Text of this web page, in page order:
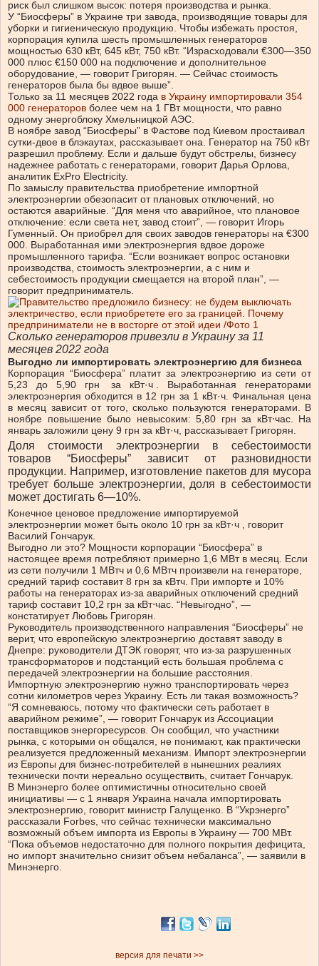
риск был слишком высок: потеря производства и рынка.
У “Биосферы” в Украине три завода, производящие товары для
уборки и гигиеническую продукцию. Чтобы избежать простоя,
корпорация купила шесть промышленных генераторов
мощностью 630 кВт, 645 кВт, 750 кВт. “Израсходовали €300—350
000 плюс €150 000 на подключение и дополнительное
оборудование, — говорит Григорян. — Сейчас стоимость
генераторов была бы вдвое выше”.
Только за 11 месяцев 2022 года в Украину импортировали 354
000 генераторов более чем на 1 ГВт мощности, что равно
одному энергоблоку Хмельницкой АЭС.
В ноябре завод “Биосферы” в Фастове под Киевом простаивал
сутки-двое в блэкаутах, рассказывает она. Генератор на 750 кВт
разрешил проблему. Если и дальше будут обстрелы, бизнесу
надежнее работать с генераторами, говорит Дарья Орлова,
аналитик ExPro Electricity.
По замыслу правительства приобретение импортной
электроэнергии обезопасит от плановых отключений, но
остаются аварийные. “Для меня что аварийное, что плановое
отключение: если света нет, завод стоит”, — говорит Игорь
Гуменный. Он приобрел для своих заводов генераторы на €300
000. Выработанная ими электроэнергия вдвое дороже
промышленного тарифа. “Если возникает вопрос остановки
производства, стоимость электроэнергии, а с ним и
себестоимость продукции смещается на второй план”, —
говорит предприниматель.
Сколько генераторов привезли в Украину за 11
месяцев 2022 года
Выгодно ли импортировать электроэнергию для бизнеса
Корпорация “Биосфера” платит за электроэнергию из сети от
5,23 до 5,90 грн за кВт·ч . Выработанная генераторами
электроэнергия обходится в 12 грн за 1 кВт·ч. Финальная цена
в месяц зависит от того, сколько пользуются генераторами. В
ноябре повышение было невысоким: 5,80 грн за кВт⋅час. На
январь заложили цену 9 грн за кВт·ч, рассказывает Григорян.
Доля стоимости электроэнергии в себестоимости
товаров “Биосферы” зависит от разновидности
продукции. Например, изготовление пакетов для мусора
требует больше электроэнергии, доля в себестоимости
может достигать 6—10%.
Конечное ценовое предложение импортируемой
электроэнергии может быть около 10 грн за кВт·ч , говорит
Василий Гончарук.
Выгодно ли это? Мощности корпорации “Биосфера” в
настоящее время потребляют примерно 1,6 МВт в месяц. Если
из сети получили 1 МВтч и 0,6 МВтч произвели на генераторе,
средний тариф составит 8 грн за кВтч. При импорте и 10%
работы на генераторах из-за аварийных отключений средний
тариф составит 10,2 грн за кВт⋅час. “Невыгодно”, —
констатирует Любовь Григорян.
Руководитель производственного направления “Биосферы” не
верит, что европейскую электроэнергию доставят заводу в
Днепре: руководители ДТЭК говорят, что из-за разрушенных
трансформаторов и подстанций есть большая проблема с
передачей электроэнергии на большие расстояния.
Импортную электроэнергию нужно транспортировать через
сотни километров через Украину. Есть ли такая возможность?
“Я сомневаюсь, потому что фактически сеть работает в
аварийном режиме”, — говорит Гончарук из Ассоциации
поставщиков энергоресурсов. Он сообщил, что участники
рынка, с которыми он общался, не понимают, как практически
реализуется предложенный механизм. Импорт электроэнергии
из Европы для бизнес-потребителей в нынешних реалиях
технически почти нереально осуществить, считает Гончарук.
В Минэнерго более оптимистичны относительно своей
инициативы — с 1 января Украина начала импортировать
электроэнергию, говорит министр Галущенко. В “Укрэнерго”
рассказали Forbes, что сейчас технически максимально
возможный объем импорта из Европы в Украину — 700 МВт.
“Пока объемов недостаточно для полного покрытия дефицита,
но импорт значительно снизит объем небаланса”, — заявили в
Минэнерго.
версия для печати >>